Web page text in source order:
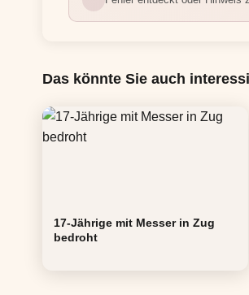
Das könnte Sie auch
17-Jährige mit Messer in Zug
bedroht